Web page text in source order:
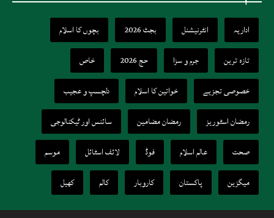
اداریہ انٹرنیشنل بجٹ 2026
بچوں کا اسلام
تازہ ترین
جرم و سزا حج 2026
خاص
خصوصی تجزیے
خواتین کا اسلام
دلچسپ و عجیب
رمضان اسٹوریز
رمضان مضامین
سائنس اور ٹیکنالوجی
صحت
عالم اسلام فوڈ لائف اسٹائل
موسم
میگزین
پاکستان کاروبار کالم کھیل